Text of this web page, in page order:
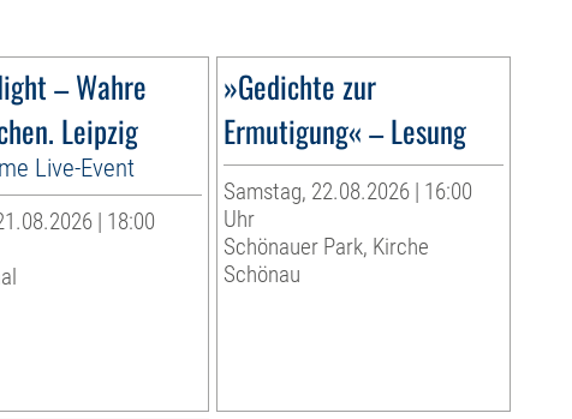
– Wahre
Leipzig
Live-Event
| 18:00
»Gedichte zur
Ermutigung« – Lesung
Samstag, 22.08.2026 | 16:00
Uhr
Schönauer Park, Kirche
Schönau